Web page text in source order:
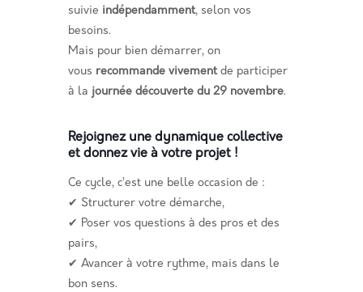
suivie indépendamment, selon vos
besoins.
Mais pour bien démarrer, on
vous recommande vivementde participer
à la journée découverte du 29 novembre.
Rejoignez une dynamique collective
et donnez vie à votre projet !
Ce cycle, c’est une belle occasion de :
✔ Structurer votre démarche,
✔ Poser vos questions à des pros et des
pairs,
✔ Avancer à votre rythme, mais dans le
bon sens.